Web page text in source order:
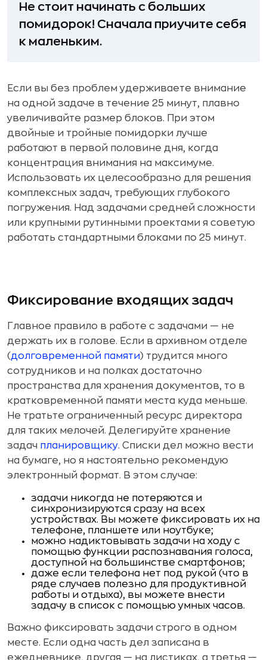
Не стоит начинать с больших
помидорок! Сначала приучите себя
к маленьким.
Если вы без проблем удерживаете внимание
на одной задаче в течение 25 минут, плавно
увеличивайте размер блоков. При этом
двойные и тройные помидорки лучше
работают в первой половине дня, когда
концентрация внимания на максимуме.
Использовать их целесообразно для решения
комплексных задач, требующих глубокого
погружения. Над задачами средней сложности
или крупными рутинными проектами я советую
работать стандартными блоками по 25 минут.
Фиксирование входящих задач
Главное правило в работе с задачами — не
держать их в голове. Если в архивном отделе
(долговременной памяти) трудится много
сотрудников и на полках достаточно
пространства для хранения документов, то в
кратковременной памяти места куда меньше.
Не тратьте ограниченный ресурс директора
для таких мелочей. Делегируйте хранение
задач планировщику. Списки дел можно вести
на бумаге, но я настоятельно рекомендую
электронный формат. В этом случае:
задачи никогда не потеряются и
синхронизируются сразу на всех
устройствах. Вы можете фиксировать их на
телефоне, планшете или ноутбуке;
можно надиктовывать задачи на ходу с
помощью функции распознавания голоса,
доступной на большинстве смартфонов;
даже если телефона нет под рукой (что в
ряде случаев полезно для продуктивной
работы и отдыха), вы можете внести
задачу в список с помощью умных часов.
Важно фиксировать задачи строго в одном
месте. Если одна часть дел записана в
ежедневнике, другая — на листиках, а третья —